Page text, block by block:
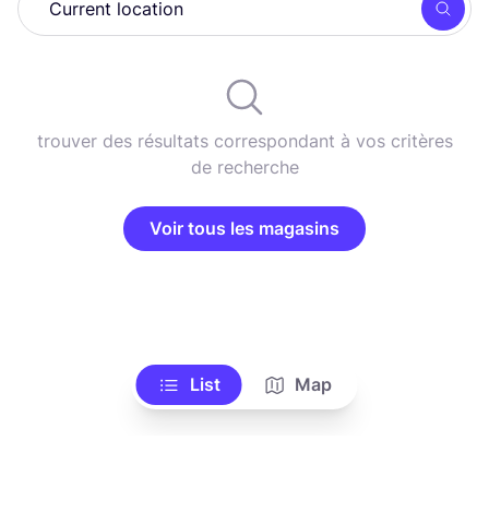
trouver des résultats correspondant à vos critères
de recherche
Voir tous les magasins
List Map